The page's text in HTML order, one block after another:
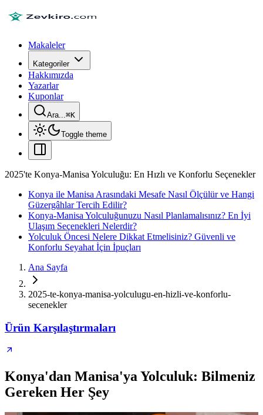
Makaleler
Kategoriler
Hakkımızda
Yazarlar
Kuponlar
Ara...⌘K
Toggle theme
2025'te Konya-Manisa Yolculuğu: En Hızlı ve Konforlu Seçenekler
Konya ile Manisa Arasındaki Mesafe Nasıl Ölçülür ve Hangi
Güzergâhlar Tercih Edilir?
Konya-Manisa Yolculuğunuzu Nasıl Planlamalısınız? En İyi
Ulaşım Seçenekleri Nelerdir?
Yolculuk Öncesi Nelere Dikkat Etmelisiniz? Güvenli ve
Konforlu Seyahat İçin İpuçları
Ana Sayfa
2025-te-konya-manisa-yolculugu-en-hizli-ve-konforlu-
secenekler
Ürün Karşılaştırmaları
Konya'dan Manisa'ya Yolculuk: Bilmeniz
Gereken Her Şey